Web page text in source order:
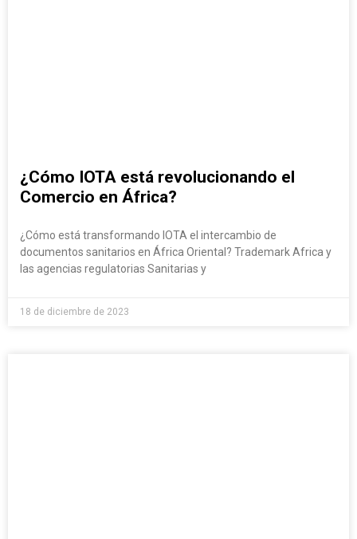
¿Cómo IOTA está revolucionando el
Comercio en África?
¿Cómo está transformando IOTA el intercambio de
documentos sanitarios en África Oriental? Trademark Africa y
las agencias regulatorias Sanitarias y
18 de diciembre de 2023